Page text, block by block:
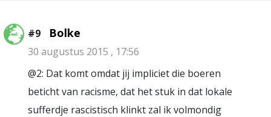
#9 Bolke
30 augustus 2015 , 17:56
@2: Dat komt omdat jij impliciet die boeren
beticht van racisme, dat het stuk in dat lokale
sufferdje rascistisch klinkt zal ik volmondig